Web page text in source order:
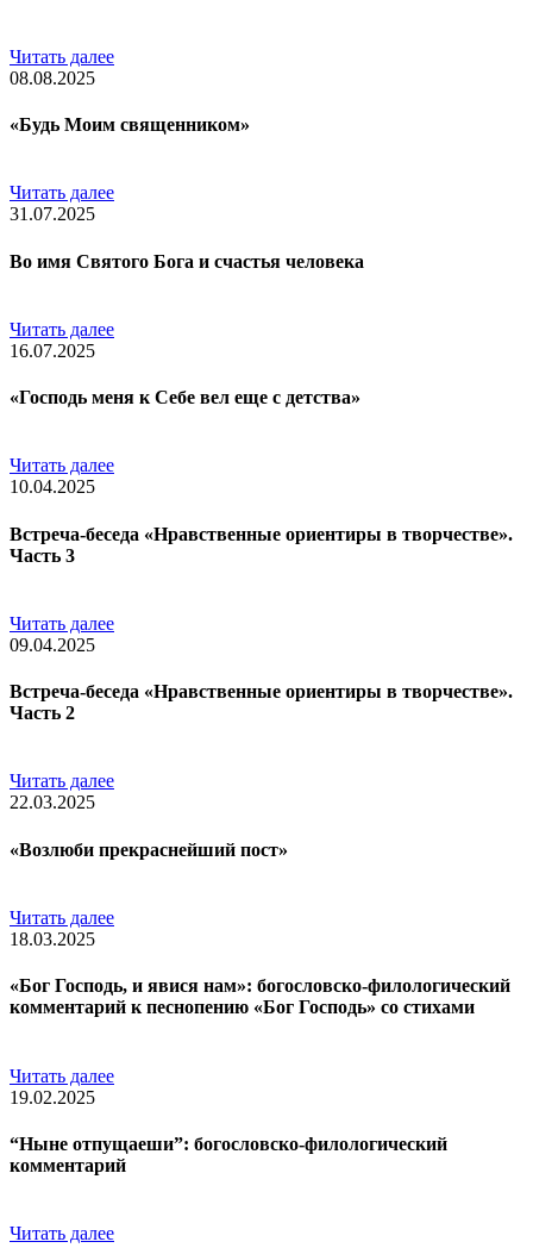
Читать далее
08.08.2025
«Будь Моим священником»
Читать далее
31.07.2025
Во имя Святого Бога и счастья человека
Читать далее
16.07.2025
«Господь меня к Себе вел еще с детства»
Читать далее
10.04.2025
Встреча-беседа «Нравственные ориентиры в творчестве».
Часть 3
Читать далее
09.04.2025
Встреча-беседа «Нравственные ориентиры в творчестве».
Часть 2
Читать далее
22.03.2025
«Возлюби прекраснейший пост»
Читать далее
18.03.2025
«Бог Господь, и явися нам»: богословско-филологический
комментарий к песнопению «Бог Господь» со стихами
Читать далее
19.02.2025
“Ныне отпущаеши”: богословско-филологический
комментарий
Читать далее